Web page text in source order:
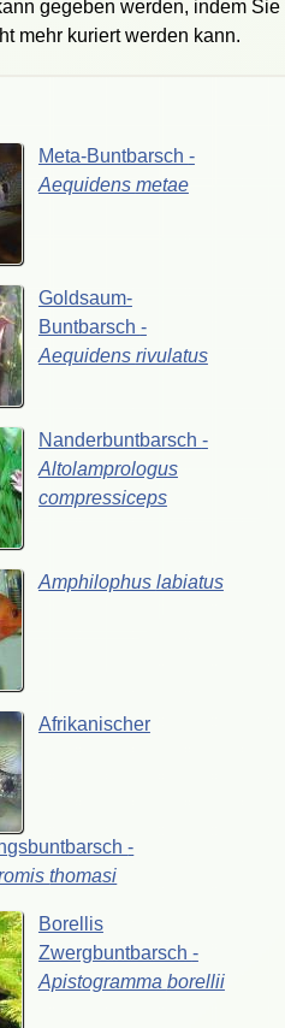
gegeben werden, indem Sie
mehr kuriert werden kann.
Meta-Buntbarsch -
Aequidens metae
Goldsaum-
Buntbarsch -
Aequidens rivulatus
Nanderbuntbarsch -
Altolamprologus
compressiceps
Amphilophus labiatus
Afrikanischer
-
thomasi
Borellis
Zwergbuntbarsch -
Apistogramma borellii